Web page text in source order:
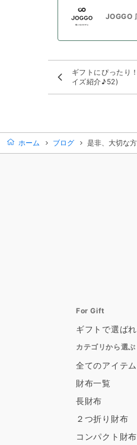
JOGGO
ギフトにぴったり
イズ紹介♪52)
ホーム ブログ 是非、大切な
For Gift
ギフトで選ば
カテゴリから選ぶ
全てのアイテム
財布一覧
長財布
２つ折り財布
コンパクト財布